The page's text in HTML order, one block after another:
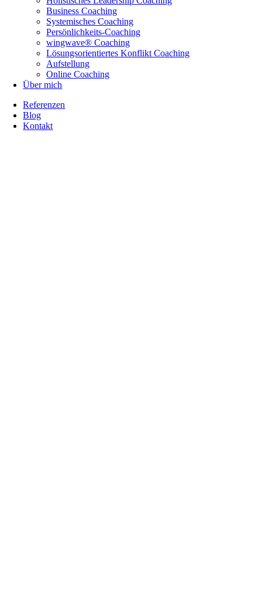
Business Coaching
Systemisches Coaching
Persönlichkeits-Coaching
wingwave® Coaching
Lösungsorientiertes Konflikt Coaching
Aufstellung
Online Coaching
Über mich
Referenzen
Blog
Kontakt